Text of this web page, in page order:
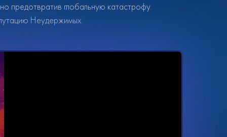
предотвратив глобальную катастрофу.
Неудержимых.